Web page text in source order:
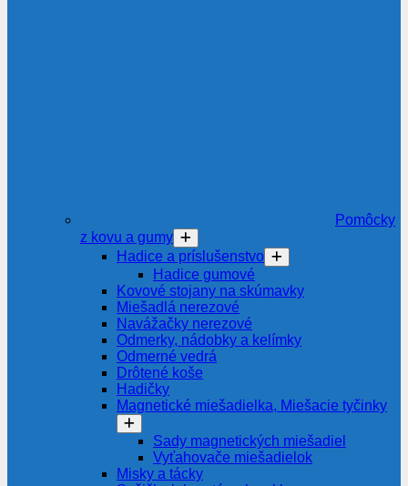
Pomôcky
z kovu a gumy
Hadice a príslušenstvo
Hadice gumové
Kovové stojany na skúmavky
Miešadlá nerezové
Navážačky nerezové
Odmerky, nádobky a kelímky
Odmerné vedrá
Drôtené koše
Hadičky
Magnetické miešadielka, Miešacie tyčinky
Sady magnetických miešadiel
Vyťahovače miešadielok
Misky a tácky